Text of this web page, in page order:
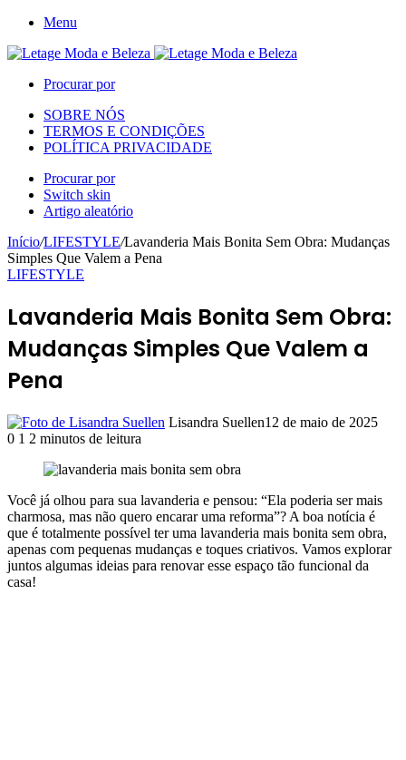
Menu
Procurar por
SOBRE NÓS
TERMOS E CONDIÇÕES
POLÍTICA PRIVACIDADE
Procurar por
Switch skin
Artigo aleatório
Início/LIFESTYLE/Lavanderia Mais Bonita Sem Obra: Mudanças
Simples Que Valem a Pena
LIFESTYLE
Lavanderia Mais Bonita Sem Obra:
Mudanças Simples Que Valem a
Pena
Lisandra Suellen12 de maio de 2025
0 1 2 minutos de leitura
Você já olhou para sua lavanderia e pensou: “Ela poderia ser mais
charmosa, mas não quero encarar uma reforma”? A boa notícia é
que é totalmente possível ter uma lavanderia mais bonita sem obra,
apenas com pequenas mudanças e toques criativos. Vamos explorar
juntos algumas ideias para renovar esse espaço tão funcional da
casa!